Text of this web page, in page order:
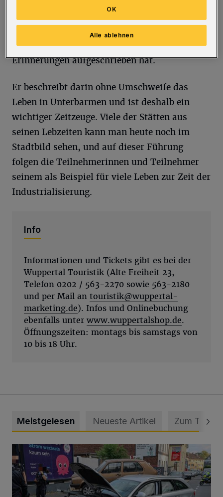
und konnte sich neu entfalten. Keine seltene
Vita – die Enters allerdings in seinen
Erinnerungen aufgeschrieben hat.
Er beschreibt darin ohne Umschweife das
Leben in Unterbarmen und ist deshalb ein
wichtiger Zeitzeuge. Viele der Stätten aus
seinen Lebzeiten kann man heute noch im
Stadtbild sehen, und auf dieser Führung
folgen die Teilnehmerinnen und Teilnehmer
seinem als Beispiel für viele Leben zur Zeit der
Industrialisierung.
Info
Informationen und Tickets gibt es bei der
Wuppertal Touristik (Alte Freiheit 23,
Telefon 0202 / 563-2270 sowie 563-2180
und per Mail an touristik@wuppertal-
marketing.de). Infos und Onlinebuchung
ebenfalls unter www.wuppertalshop.de.
Öffnungszeiten: montags bis samstags von
10 bis 18 Uhr.
Meistgelesen Neueste Artikel Zum Thema
Schwerer Unfall mit 2,48 Promille
Alle ablehnen
OK